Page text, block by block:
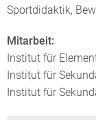
Sportdidaktik,
Mitarbeit:
Institut für
Institut für
Institut für